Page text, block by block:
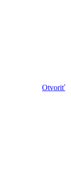
Otvoriť